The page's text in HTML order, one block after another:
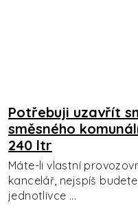
Potřebuji uzavřít
směsného
240 ltr
Máte-li vlastní
kancelář, nejspíš
jednotlivce ...